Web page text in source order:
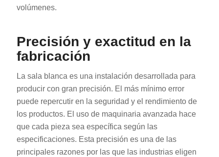
volúmenes.
Precisión y exactitud en la
fabricación
La sala blanca es una instalación desarrollada para
producir con gran precisión. El más mínimo error
puede repercutir en la seguridad y el rendimiento de
los productos. El uso de maquinaria avanzada hace
que cada pieza sea específica según las
especificaciones. Esta precisión es una de las
principales razones por las que las industrias eligen